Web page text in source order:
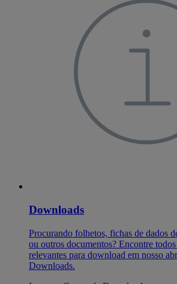
Downloads
Procurando folhetos, fichas de dados
ou outros documentos? Encontre
relevantes para download em nosso
Downloads.